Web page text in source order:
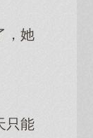
，她
只能